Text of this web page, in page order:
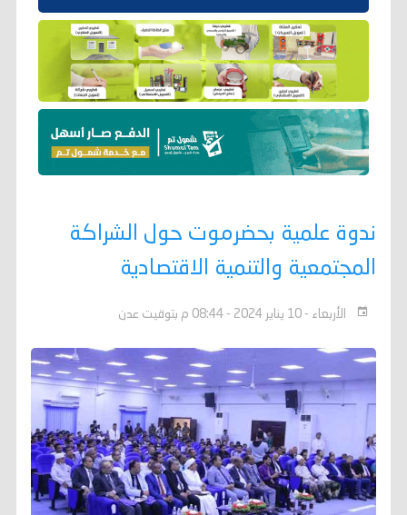
ندوة علمية بحضرموت حول الشراكة
المجتمعية والتنمية الاقتصادية
الأربعاء - 10 يناير 2024 - 08:44 م بتوقيت عدن